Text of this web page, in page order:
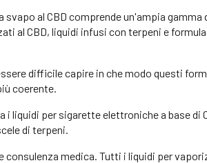
al CBD comprende un'ampia
al CBD, liquidi infusi con terpeni e
difficile capire in che modo questi
coerente.
i liquidi per sigarette elettroniche a base di
di terpeni.
medica. Tutti i liquidi per